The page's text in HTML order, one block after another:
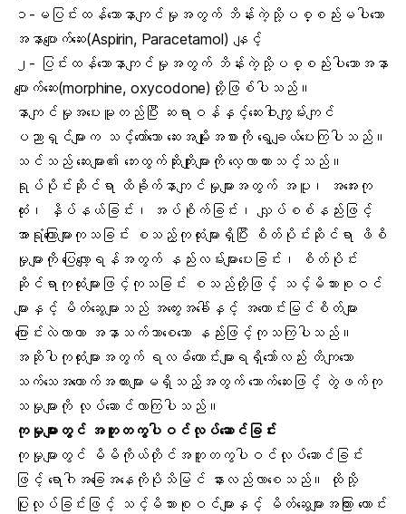
၁-မပြင်းထန်သောနာကျင်မှုအတွက် ဘိန်းကဲ့သို့ပစ္စည်းမပါသော
အနာပျောက်ဆေး(Aspirin, Paracetamol) နျင့်
၂- ပြင်းထန်သောနာကျင်မှုအတွက် ဘိန်းကဲ့သို့ပစ္စည်းပါသောအနာ
ပျောက်ဆေး(morphine, oxycodone)တို့ဖြစ်ပါသည်။
နာကျင်မှုအပေးမူတည်ပြီး ဆရာဝန်နှင့်ဆေးဝါးကျွမ်းကျင်
ပညာရှင်များက သင့်တော်သော ဆေးအမျိုးအစားကို ရွေချယ်ပေးကြပါသည်။
သင်သည် ဆေးများ၏ ဘေးထွက်ဆိုးကျိုးများကို လေ့လာထားသင့်သည်။
ရုပ်ပိုင်းဆိုင်ရာ ထိခိုက်နာကျင်မှုများအတွက် အပူ၊ အအေးကု
ထုံး၊ နှိပ်နယ်ခြင်း၊ အပ်စိုက်ခြင်း၊ လျှပ်စစ်နည်းဖြင့်
အာရုံကြောများကုသခြင်း စသည့်ကုထုံးများရှိပြီး စိတ်ပိုင်းဆိုင်ရာ ဖိစိ
မှုများကို ပြေလျော့ရန်အတွက် နည်းလမ်းများပေးခြင်း၊ စိတ်ပိုင်း
ဆိုင်ရာကုထုံးများဖြင့်ကုသခြင်း စသည်တို့ဖြင့် သင့်မိသားစုဝင်
များနှင့် မိတ်ဆွေများသည် အတွေးအခေါ်နှင့် အကောင်းမြင်စိတ်များ
ပြောင်းလဲလာကာ အနာသက်သာစေသော နည်းဖြင့်ကုသကြပါသည်။
အဆိုပါကုထုံးများအတွက် ရလဓ်ကောင်းများရရှိသော်လည်း တိကျသော
သက်သေအထောက်အထားများမရှိသည့်အတွက် သောက်ဆေးဖြင့် တွဲဖက်ကု
သမှုများကို လုပ်ဆောင်လာကြပါသည်။
ကုမှုများတွင် အတူတကွပါဝင်လုပ်ဆောင်ခြင်း
ကုမှုများတွင် မိမိကိုယ်တိုင်အတူတကွပါဝင်လုပ်ဆောင်ခြင်း
ဖြင့် ရောဂါအခြေအနေကိုပိုသိမြင် နားလည်လာစေသည်။ ထိုသို့
ပြုလုပ်ခြင်းဖြင့် သင့်မိသားစုဝင်များနှင့် မိတ်ဆွေများအကြား ကောင်း